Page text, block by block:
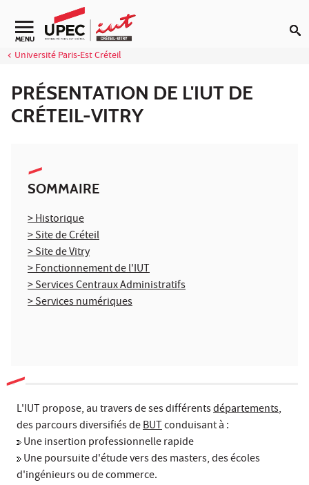
Aller au contenu
Navigation secondaire
MENU
Université Paris-Est Créteil
PRÉSENTATION DE L'IUT DE
CRÉTEIL-VITRY
SOMMAIRE
> Historique
> Site de Créteil
> Site de Vitry
> Fonctionnement de l'IUT
> Services Centraux Administratifs
> Services numériques
L'IUT propose, au travers de ses différentsdépartements,
des parcours diversifiés deBUTconduisant à :
Une insertion professionnelle rapide
Une poursuite d'étude vers des masters, des écoles
d'ingénieurs ou de commerce.